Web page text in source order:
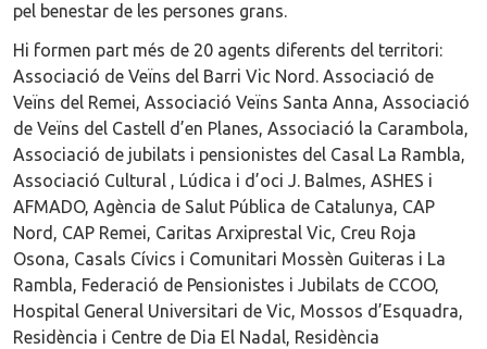
pel benestar de les persones grans.
Hi formen part més de 20 agents diferents del territori:
Associació de Veïns del Barri Vic Nord. Associació de
Veïns del Remei, Associació Veïns Santa Anna, Associació
de Veïns del Castell d’en Planes, Associació la Carambola,
Associació de jubilats i pensionistes del Casal La Rambla,
Associació Cultural , Lúdica i d’oci J. Balmes, ASHES i
AFMADO, Agència de Salut Pública de Catalunya, CAP
Nord, CAP Remei, Caritas Arxiprestal Vic, Creu Roja
Osona, Casals Cívics i Comunitari Mossèn Guiteras i La
Rambla, Federació de Pensionistes i Jubilats de CCOO,
Hospital General Universitari de Vic, Mossos d’Esquadra,
Residència i Centre de Dia El Nadal, Residència